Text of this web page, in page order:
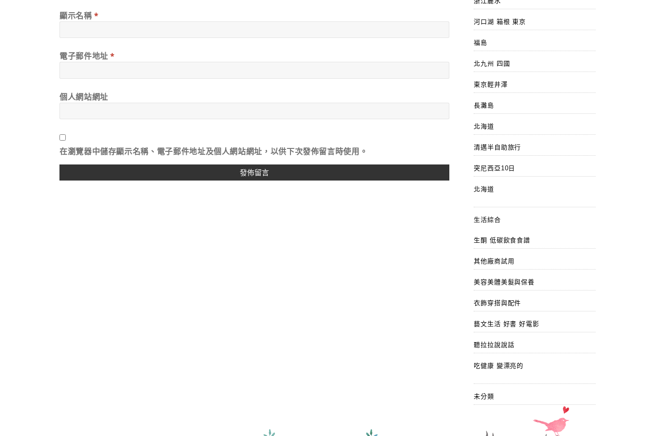
顯示名稱*
電子郵件地址*
個人網站網址
在瀏覽器中儲存顯示名稱、電子郵件地址及個人網站網址，以供下次發佈留言時使用。
河口湖 箱根 東京
福島
北九州 四國
東京輕井澤
長灘島
北海道
清邁半自助旅行
突尼西亞10日
北海道
生活綜合
生酮 低碳飲食食譜
其他廠商試用
美容美體美髮與保養
衣飾穿搭與配件
藝文生活 好書 好電影
聽拉拉說說話
吃健康 變漂亮的
未分類